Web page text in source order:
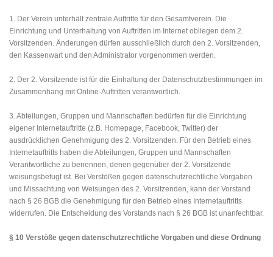
1. Der Verein unterhält zentrale Auftritte für den Gesamtverein. Die
Einrichtung und Unterhaltung von Auftritten im Internet obliegen dem 2.
Vorsitzenden. Änderungen dürfen ausschließlich durch den 2. Vorsitzenden,
den Kassenwart und den Administrator vorgenommen werden.
2. Der 2. Vorsitzende ist für die Einhaltung der Datenschutzbestimmungen im
Zusammenhang mit Online-Auftritten verantwortlich.
3. Abteilungen, Gruppen und Mannschaften bedürfen für die Einrichtung
eigener Internetauftritte (z.B. Homepage, Facebook, Twitter) der
ausdrücklichen Genehmigung des 2. Vorsitzenden. Für den Betrieb eines
Internetauftritts haben die Abteilungen, Gruppen und Mannschaften
Verantwortliche zu benennen, denen gegenüber der 2. Vorsitzende
weisungsbefugt ist. Bei Verstößen gegen datenschutzrechtliche Vorgaben
und Missachtung von Weisungen des 2. Vorsitzenden, kann der Vorstand
nach § 26 BGB die Genehmigung für den Betrieb eines Internetauftritts
widerrufen. Die Entscheidung des Vorstands nach § 26 BGB ist unanfechtbar.
§ 10 Verstöße gegen datenschutzrechtliche Vorgaben und diese Ordnung